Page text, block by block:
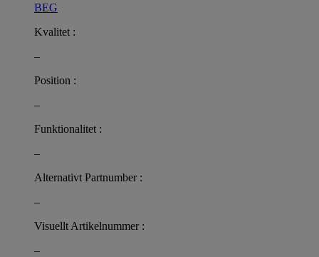
BEG
Kvalitet :
–
Position :
–
Funktionalitet :
–
Alternativt Partnumber :
–
Visuellt Artikelnummer :
–